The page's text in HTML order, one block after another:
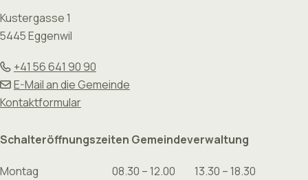
Kustergasse 1
5445 Eggenwil
+41 56 641 90 90
E-Mail an die Gemeinde
Kontaktformular
Schalteröffnungszeiten Gemeindeverwaltung
Montag
08.30 – 12.00
13.30 – 18.30